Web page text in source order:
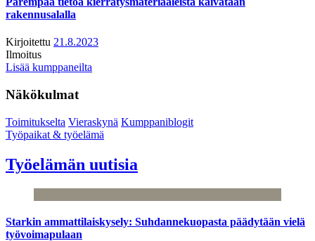
rakennusalalla
Kirjoitettu 21.8.2023
Ilmoitus
Lisää kumppaneilta
Näkökulmat
Toimitukselta Vieraskynä Kumppaniblogit
Työpaikat & työelämä
Työelämän uutisia
Starkin ammattilaiskysely: Suhdannekuopasta päädytään vielä
työvoimapulaan